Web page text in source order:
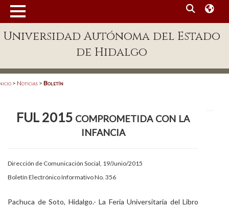
Enlaces
Patronato
Publicaciones en línea
Acreditación Internacional
Alumnado
Universidad Autónoma del Estado
de Hidalgo
> Noticias > Boletín
FUL 2015 comprometida con la
infancia
Dirección de Comunicación Social, 19/Junio/2015
Boletín Electrónico Informativo No. 356
Pachuca de Soto, Hidalgo.- La Feria Universitaria del Libro